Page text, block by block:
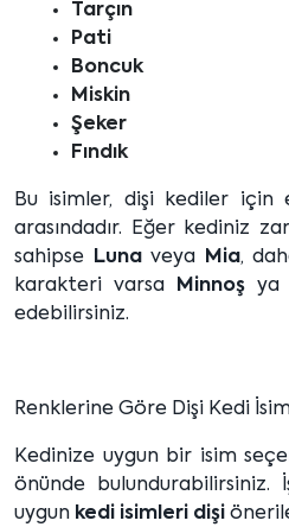
Tarçın
Pati
Boncuk
Miskin
Şeker
Fındık
Bu isimler, dişi kediler
arasındadır. Eğer kediniz
sahipse Lunaveya Mia,
karakteri varsa Minnoşya
edebilirsiniz.
Renklerine Göre Dişi Kedi
Kedinize uygun bir isim
önünde
uygun kedi isimleri dişi